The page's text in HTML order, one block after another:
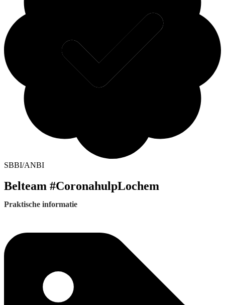
SBBI/ANBI
Belteam #CoronahulpLochem
Praktische informatie